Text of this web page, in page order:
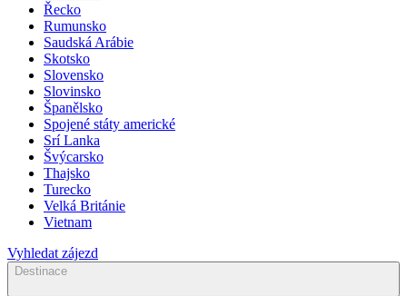
Řecko
Rumunsko
Saudská Arábie
Skotsko
Slovensko
Slovinsko
Španělsko
Spojené státy americké
Srí Lanka
Švýcarsko
Thajsko
Turecko
Velká Británie
Vietnam
Vyhledat zájezd
Destinace